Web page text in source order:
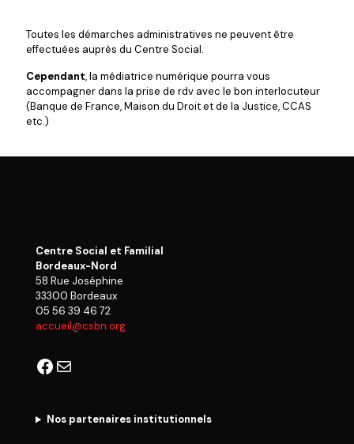
Toutes les démarches administratives ne peuvent être
effectuées auprès du Centre Social.
Cependant, la médiatrice numérique pourra vous
accompagner dans la prise de rdv avec le bon interlocuteur
(Banque de France, Maison du Droit et de la Justice, CCAS
etc.)
Centre Social et Familial
Bordeaux-Nord
58 Rue Joséphine
33300 Bordeaux
05 56 39 46 72
accueil@csbn.org
Facebook
E-mail
Nos partenaires institutionnels